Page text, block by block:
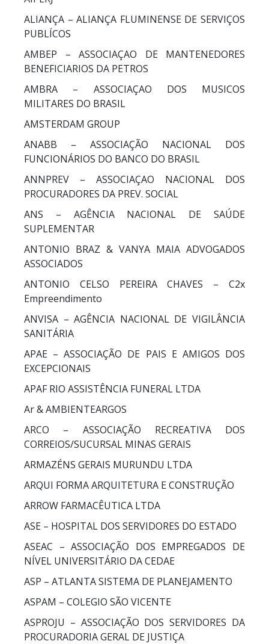
ALIANÇA – ALIANÇA FLUMINENSE DE SERVIÇOS
PUBLÍCOS
AMBEP – ASSOCIAÇAO DE MANTENEDORES
BENEFICIARIOS DA PETROS
AMBRA – ASSOCIAÇAO DOS MUSICOS
MILITARES DO BRASIL
AMSTERDAM GROUP
ANABB – ASSOCIAÇÃO NACIONAL DOS
FUNCIONÁRIOS DO BANCO DO BRASIL
ANNPREV – ASSOCIAÇAO NACIONAL DOS
PROCURADORES DA PREV. SOCIAL
ANS – AGÊNCIA NACIONAL DE SAÚDE
SUPLEMENTAR
ANTONIO BRAZ & VANYA MAIA ADVOGADOS
ASSOCIADOS
ANTONIO CELSO PEREIRA CHAVES – C2x
Empreendimento
ANVISA – AGÊNCIA NACIONAL DE VIGILÂNCIA
SANITÁRIA
APAE – ASSOCIAÇÃO DE PAIS E AMIGOS DOS
EXCEPCIONAIS
APAF RIO ASSISTÊNCIA FUNERAL LTDA
Ar & AMBIENTEARGOS
ARCO – ASSOCIAÇÃO RECREATIVA DOS
CORREIOS/SUCURSAL MINAS GERAIS
ARMAZÉNS GERAIS MURUNDU LTDA
ARQUI FORMA ARQUITETURA E CONSTRUÇÃO
ARROW FARMACÊUTICA LTDA
ASE – HOSPITAL DOS SERVIDORES DO ESTADO
ASEAC – ASSOCIAÇÃO DOS EMPREGADOS DE
NÍVEL UNIVERSITÁRIO DA CEDAE
ASP – ATLANTA SISTEMA DE PLANEJAMENTO
ASPAM – COLEGIO SÃO VICENTE
ASPROJU – ASSOCIAÇÃO DOS SERVIDORES DA
PROCURADORIA GERAL DE JUSTIÇA